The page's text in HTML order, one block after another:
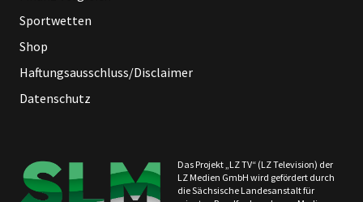
Sportwetten
Shop
Haftungsausschluss/Disclaimer
Datenschutz
Das Projekt „LZ TV“ (LZ Television) der
LZ Medien GmbH wird gefördert durch
die Sächsische Landesanstalt für